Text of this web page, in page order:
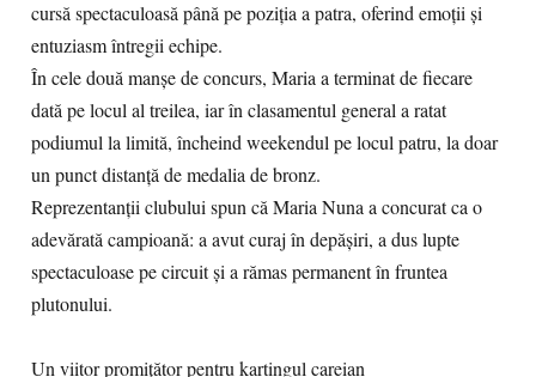
cursă spectaculoasă până pe poziția a patra, oferind emoții și
entuziasm întregii echipe.
În cele două manșe de concurs, Maria a terminat de fiecare
dată pe locul al treilea, iar în clasamentul general a ratat
podiumul la limită, încheind weekendul pe locul patru, la doar
un punct distanță de medalia de bronz.
Reprezentanții clubului spun că Maria Nuna a concurat ca o
adevărată campioană: a avut curaj în depășiri, a dus lupte
spectaculoase pe circuit și a rămas permanent în fruntea
plutonului.
Un viitor promițător pentru kartingul careian